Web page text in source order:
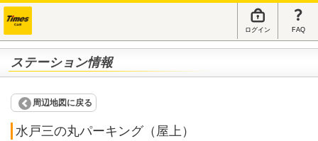
ログイン FAQ
ステーション情報
周辺地図に戻る
水戸三の丸パーキング（屋上）